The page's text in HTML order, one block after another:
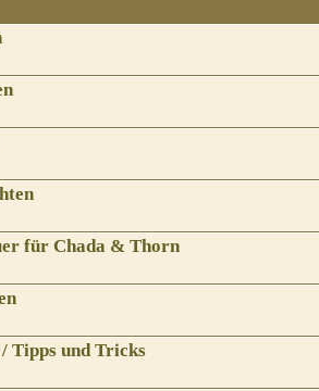
für Chada & Thorn
Tipps und Tricks